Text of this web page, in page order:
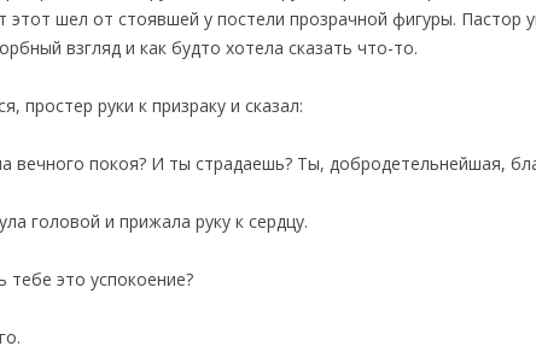
этот шел от стоявшей у постели прозрачной фигуры.
взгляд и как будто хотела сказать что-то.
простер руки к призраку и сказал:
покоя? И ты страдаешь? Ты, добродетельнейшая,
головой и прижала руку к сердцу.
это успокоение?